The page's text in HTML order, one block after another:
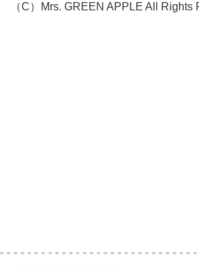
（C）Mrs. GREEN APPLE All Rights